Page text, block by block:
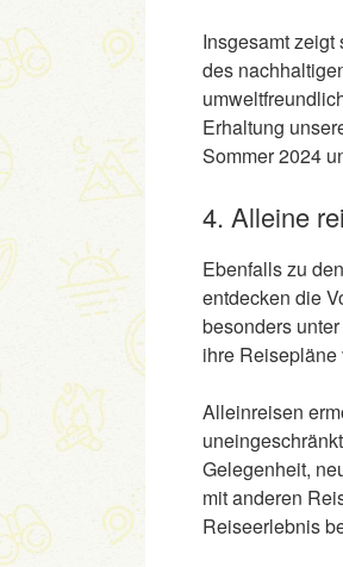
Insgesamt
des
Erhaltung
Sommer 2024
4. Alleine
Ebenfalls zu
entdecken die
besonders
ihre
Alleinreisen
Gelegenheit,
mit anderen
Reiseerlebnis